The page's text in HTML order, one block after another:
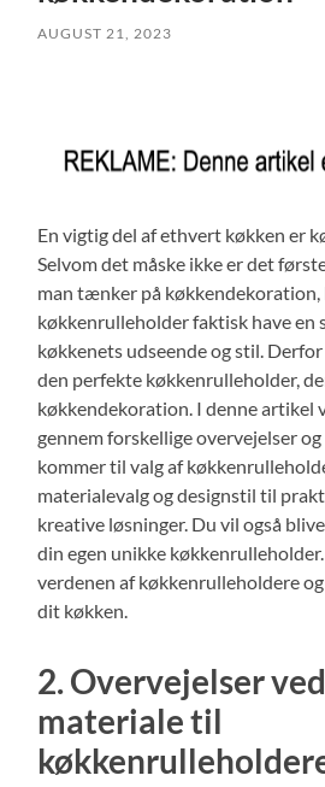
AUGUST 21, 2023
En vigtig del af ethvert køkken er
Selvom det måske ikke er det
man tænker på køkkendekoration,
køkkenrulleholder faktisk have en
køkkenets udseende og stil.
den perfekte køkkenrulleholder,
køkkendekoration. I denne artikel
gennem forskellige overvejelser
kommer til valg af
materialevalg og designstil til
kreative løsninger. Du vil også
din egen unikke køkkenrulleholder.
verdenen af køkkenrulleholdere
dit køkken.
2. Overvejelser
materiale til